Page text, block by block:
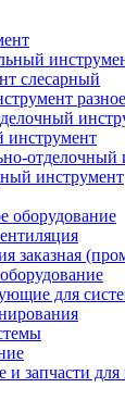
слесарный
разное
отделочный
инструмент
оборудование
заказная
для
запчасти для